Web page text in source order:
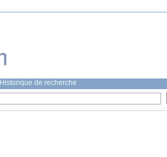
Historique de recherche